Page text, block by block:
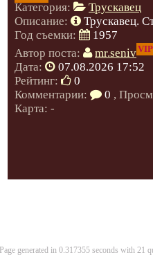
Категория:
Трускавец
Описание:
Трускавец.
Год съемки:
1957
Автор поста:
mr.senivVIP
Дата:
07.08.2026 17:52
Рейтинг:
0
Комментарии:
0 ,
Карта: -
Page generated in 0.317355 seconds with